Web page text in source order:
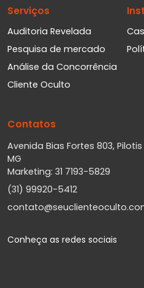
Serviços
Auditoria Revelada
Pesquisa de mercado
Análise da Concorrência
Cliente Oculto
Contatos
Avenida Bias Fortes 803,
MG
Marketing: 31 7193-5829
(31) 99920-5412
Conheça as redes sociais